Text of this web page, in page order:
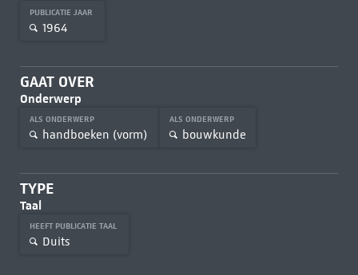
PUBLICATIE JAAR
1964
GAAT OVER
Onderwerp
ALS ONDERWERP
handboeken (vorm)
ALS ONDERWERP
bouwkunde
TYPE
Taal
HEEFT PUBLICATIE TAAL
Duits